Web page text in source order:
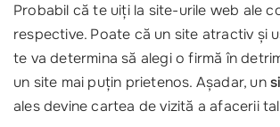
Probabil că te uiți la site-urile web ale
respective. Poate că un site atractiv și
te va determina să alegi o firmă în
un site mai puțin prietenos. Așadar, un
ales devine cartea de vizită a afacerii